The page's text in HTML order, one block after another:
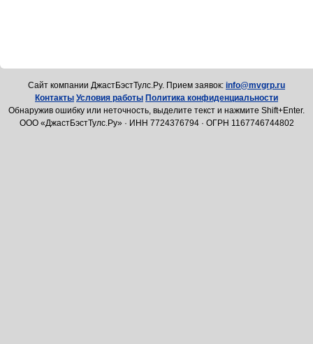
Cайт компании ДжастБэстТулс.Ру. Прием заявок: info@mvgrp.ru
Контакты Условия работы Политика конфиденциальности
Обнаружив ошибку или неточность, выделите текст и нажмите Shift+Enter.
ООО «ДжастБэстТулс.Ру» · ИНН 7724376794 · ОГРН 1167746744802